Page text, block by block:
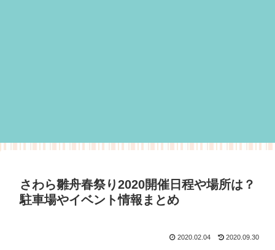
さわら雛舟春祭り2020開催日程や場所は？
駐車場やイベント情報まとめ
2020.02.04 2020.09.30